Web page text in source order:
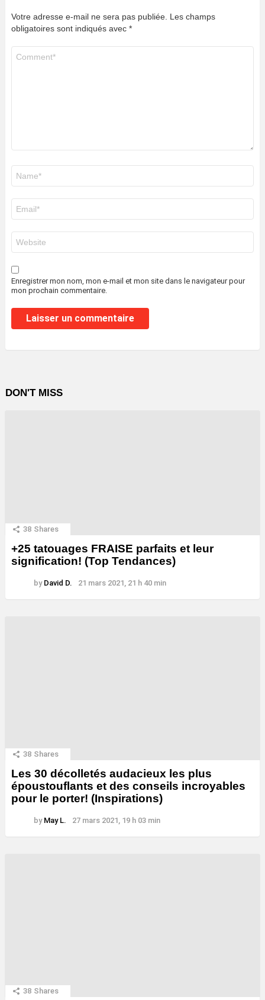
Votre adresse e-mail ne sera pas publiée. Les champs
obligatoires sont indiqués avec *
mail
*
web
Enregistrer mon nom, mon e-mail et mon site dans le navigateur pour
mon prochain commentaire.
DON'T MISS
38 Shares
+25 tatouages ​​FRAISE parfaits et leur
signification! (Top Tendances)
by David D. 21 mars 2021, 21 h 40 min
38 Shares
Les 30 décolletés audacieux les plus
époustouflants et des conseils incroyables
pour le porter! (Inspirations)
by May L. 27 mars 2021, 19 h 03 min
38 Shares